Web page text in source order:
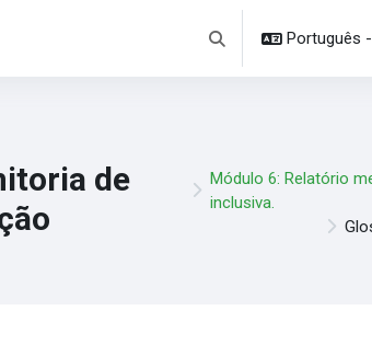
Alternar entrada de
Português
de
Módulo 6: Relatório
inclusiva.